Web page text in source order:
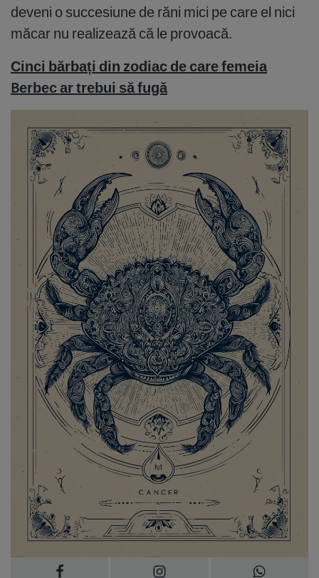
deveni o succesiune de răni mici pe care el nici
măcar nu realizează că le provoacă.
Cinci bărbați din zodiac de care femeia
Berbec ar trebui să fugă